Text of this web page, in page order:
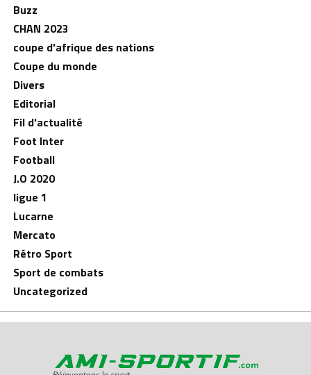
Buzz
CHAN 2023
coupe d'afrique des nations
Coupe du monde
Divers
Editorial
Fil d'actualité
Foot Inter
Football
J.O 2020
ligue 1
Lucarne
Mercato
Rétro Sport
Sport de combats
Uncategorized